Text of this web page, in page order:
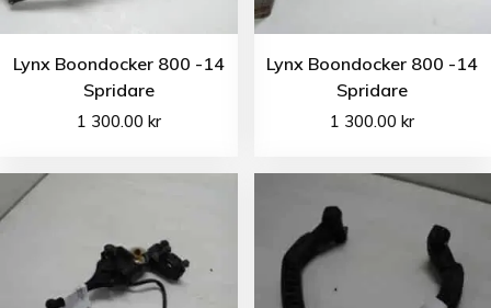
Lynx Boondocker 800 -14
Spridare
1 300.00 kr
Lynx Boondocker 800 -14
Spridare
1 300.00kr